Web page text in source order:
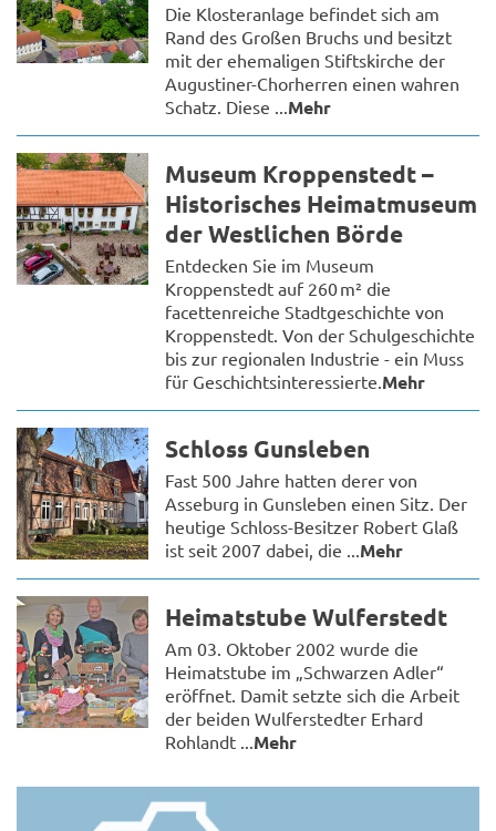
Die Klosteranlage befindet sich am
Rand des Großen Bruchs und besitzt
mit der ehemaligen Stiftskirche der
Augustiner-Chorherren einen wahren
Schatz. Diese ... Mehr
Museum Kroppenstedt –
Historisches Heimatmuseum
der Westlichen Börde
Entdecken Sie im Museum
Kroppenstedt auf 260 m² die
facettenreiche Stadtgeschichte von
Kroppenstedt. Von der Schulgeschichte
bis zur regionalen Industrie - ein Muss
für Geschichtsinteressierte. Mehr
Schloss Gunsleben
Fast 500 Jahre hatten derer von
Asseburg in Gunsleben einen Sitz. Der
heutige Schloss-Besitzer Robert Glaß
ist seit 2007 dabei, die ... Mehr
Heimatstube Wulferstedt
Am 03. Oktober 2002 wurde die
Heimatstube im „Schwarzen Adler“
eröffnet. Damit setzte sich die Arbeit
der beiden Wulferstedter Erhard
Rohlandt ... Mehr